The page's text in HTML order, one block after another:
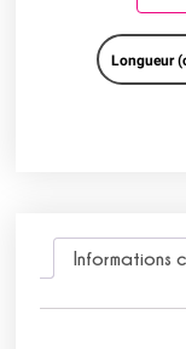
Longueur
Informations